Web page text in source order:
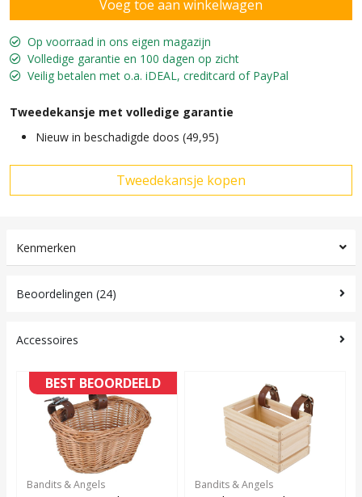
Op voorraad in ons eigen magazijn
Volledige garantie en 100 dagen op zicht
Veilig betalen met o.a. iDEAL, creditcard of PayPal
Tweedekansje met volledige garantie
Nieuw in beschadigde doos (49,95)
Kenmerken
Beoordelingen (24)
Accessoires
BEST BEOORDEELD
Bandits & Angels Bandits & Angels